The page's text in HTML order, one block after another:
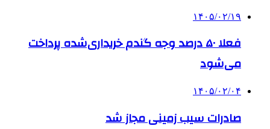
۱۴۰۵/۰۲/۱۹
فعلا ۵۰ درصد وجه گندم خریداری‌شده پرداخت
می‌شود
۱۴۰۵/۰۲/۰۴
صادرات سیب زمینی مجاز شد